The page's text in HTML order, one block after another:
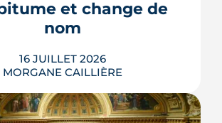
par un contrat spécifique
et change de
nom
16 JUILLET 2026
MORGANE CAILLIÈRE